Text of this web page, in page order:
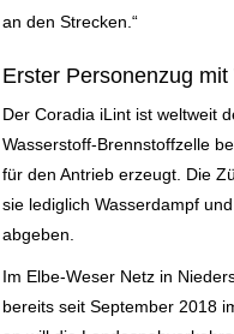
an den Strecken.“
Erster Personenzug
Der Coradia iLint ist weltweit
Wasserstoff-Brennstoffzelle
für den Antrieb erzeugt. Die
sie lediglich Wasserdampf
abgeben.
Im Elbe-Weser Netz in
bereits seit September 2018